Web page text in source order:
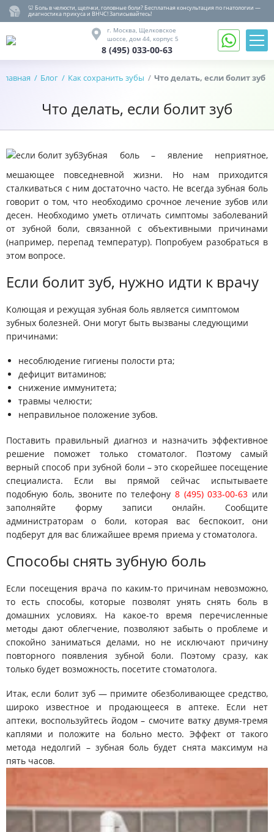
🦷 Боль в челюсти, щелчки, головные боли? Бесплатная консультация по гнатологии —
диагностика прикуса и ВНЧС! Записывайтесь!
г. Москва, Щелковское
шоссе, дом 44, корпус 5
8 (495) 033-00-63
Главная Блог Как сохранить зубы Что делать, если болит зуб
Что делать, если болит зуб
Зубная боль – явление неприятное,
мешающее повседневной жизни. Но нам приходится
сталкиваться с ним достаточно часто. Не всегда зубная боль
говорит о том, что необходимо срочное лечение зубов или
десен. Необходимо уметь отличать симптомы заболеваний
от зубной боли, связанной с объективными причинами
(например, перепад температур). Попробуем разобраться в
этом вопросе.
Если болит зуб, нужно идти к врачу
Колющая и режущая зубная боль является симптомом
зубных болезней. Они могут быть вызваны следующими
причинами:
несоблюдение гигиены полости рта;
дефицит витаминов;
снижение иммунитета;
травмы челюсти;
неправильное положение зубов.
Поставить правильный диагноз и назначить эффективное
решение поможет только стоматолог. Поэтому самый
верный способ при зубной боли – это скорейшее посещение
специалиста. Если вы прямой сейчас испытываете
подобную боль, звоните по телефону 8 (495) 033-00-63 или
заполняйте форму записи онлайн. Сообщите
администраторам о боли, которая вас беспокоит, они
подберут для вас ближайшее время приема у стоматолога.
Способы снять зубную боль
Если посещения врача по каким-то причинам невозможно,
то есть способы, которые позволят унять снять боль в
домашних условиях. На какое-то время перечисленные
методы дают облегчение, позволяют забыть о проблеме и
спокойно заниматься делами, но не исключают причину
повторного появления зубной боли. Поэтому сразу, как
только будет возможность, посетите стоматолога.
Итак, если болит зуб — примите обезболивающее средство,
широко известное и продающееся в аптеке. Если нет
аптеки, воспользуйтесь йодом – смочите ватку двумя-тремя
каплями и положите на больно место. Эффект от такого
метода недолгий – зубная боль будет снята максимум на
пять часов.
8 (495) 033-00-63
на
Обратный
Вернуться
удаление
Протезирование
Имплантация
Детство
Ортодонтия
Гигиена
О
Врачи
Цены
Контакты
Отзывы
Блог